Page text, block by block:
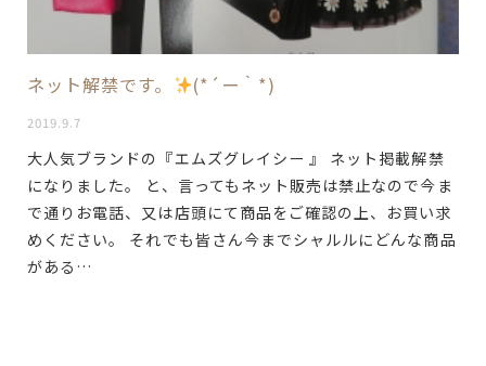
ネット解禁です。 (*´ー｀*)
2019.9.7
大人気ブランドの『エムズグレイシー 』 ネット掲載解禁
になりました。 と、言ってもネット販売は禁止なので今ま
で通りお電話、又は店頭にて商品をご確認の上、お買い求
めください。 それでも皆さん今までシャルルにどんな商品
がある…